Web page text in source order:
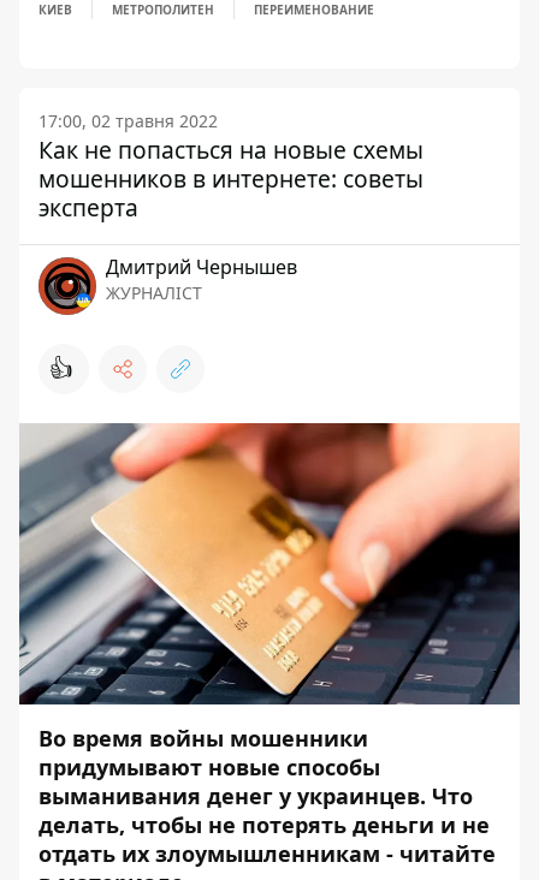
КИЕВ МЕТРОПОЛИТЕН ПЕРЕИМЕНОВАНИЕ
17:00, 02 травня 2022
Как не попасться на новые схемы
мошенников в интернете: советы
эксперта
Дмитрий Чернышев
ЖУРНАЛІСТ
👍
Во время войны мошенники
придумывают новые способы
выманивания денег у украинцев. Что
делать, чтобы не потерять деньги и не
отдать их злоумышленникам - читайте